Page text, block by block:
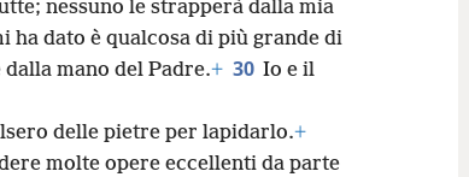
nessuno le strapperà dalla mia
ha dato è qualcosa di più grande di
mano del Padre.+ 30 Io e il
delle pietre per lapidarlo.+
molte opere eccellenti da parte